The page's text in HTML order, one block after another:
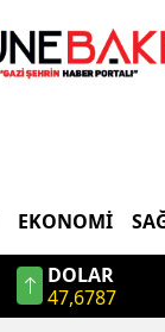
EKONOMI
DOLAR
47,6787